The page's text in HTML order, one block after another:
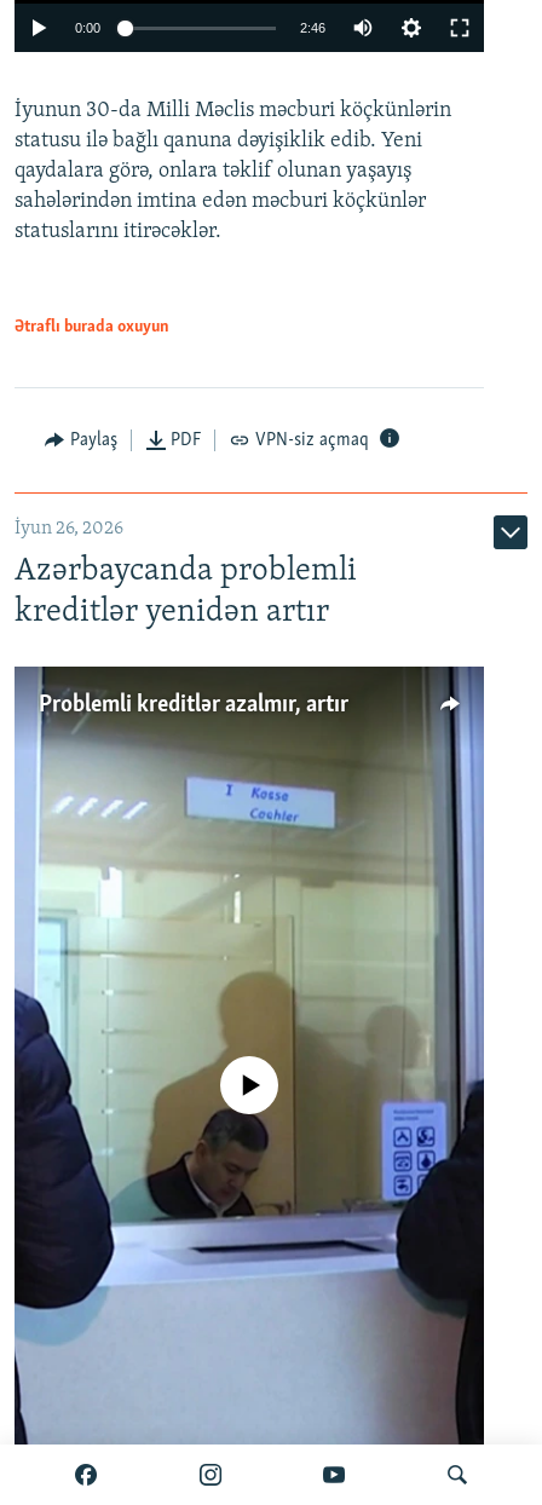
Auto 240p 360p 480p
720p 1080p
0:00 2:46
360p
480p
720p
İyunun 30-da Milli Məclis məcburi köçkünlərin
statusu ilə bağlı qanuna dəyişiklik edib. Yeni
qaydalara görə, onlara təklif olunan yaşayış
sahələrindən imtina edən məcburi köçkünlər
statuslarını itirəcəklər.
Ətraflı burada oxuyun
Paylaş PDF VPN-siz açmaq
İyun 26, 2026
Azərbaycanda problemli
kreditlər yenidən artır
Problemli kreditlər azalmır, artır
No media source currently available
0:00 2:34